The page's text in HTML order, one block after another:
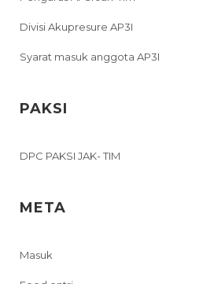
Divisi Akupresure AP3I
Syarat masuk anggota AP3I
PAKSI
DPC PAKSI JAK- TIM
META
Masuk